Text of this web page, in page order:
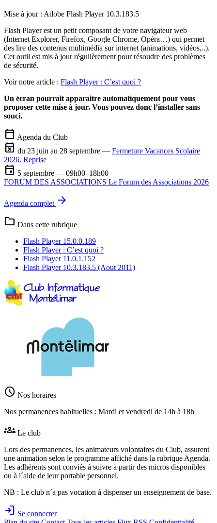
Mise à jour : Adobe Flash Player 10.3.183.5
Flash Player est un petit composant de votre navigateur web
(Internet Explorer, Firefox, Google Chrome, Opéra…) qui permet
des lire des contenus multimédia sur internet (animations, vidéos,..).
Cet outil est mis à jour régulièrement pour résoudre des problèmes
de sécurité.
Voir notre article : Flash Player : C’est quoi ?
Un écran pourrait apparaitre automatiquement pour vous
proposer cette mise à jour. Vous pouvez donc l’installer sans
souci.
calendar_today Agenda du Club
event_busy du 23 juin au 28 septembre — Fermeture Vacances Scolaire
2026. Reprise
event 5 septembre — 09h00–18h00
FORUM DES ASSOCIATIONS Le Forum des Associations 2026
Agenda complet arrow_forward
folder Dans cette rubrique
Flash Player 15.0.0.189
Flash Player : C’est quoi ?
Flash Player 11.0.1.152
Flash Player 10.3.183.5 (Aout 2011)
schedule Nos horaires
Nos permanences habituelles : Mardi et vendredi de 14h à 18h
groups Le club
Lors des permanences, les animateurs volontaires du Club, assurent
une animation selon le programme affiché dans la rubrique Agenda.
Les adhérents sont conviés à suivre à partir des micros disponibles
ou à l´aide de leur portable personnel.
NB : Le club n´a pas vocation à dispenser un enseignement de base.
login Se connecter